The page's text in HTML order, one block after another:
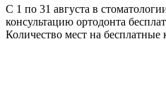
С 1 по 31 августа в
консультацию ортодонта
Количество мест на бесплатные